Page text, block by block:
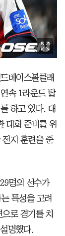
베이스볼클래
속 1라운드 탈
하고 있다. 대
대회 준비를 위
지 훈련을 준
명의 선수가
특성을 고려
로 경기를 치
명했다.